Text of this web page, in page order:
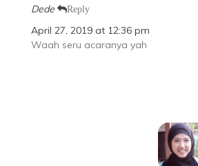
Dede Reply
April 27, 2019 at 12:36 pm
Waah seru acaranya yah